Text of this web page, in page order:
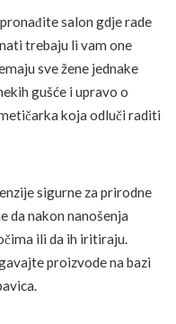
salon gdje rade
trebaju li vam one
sve žene jednake
gušće i upravo o
koja odluči raditi
sigurne za prirodne
da nakon nanošenja
ili da ih iritiraju.
proizvode na bazi